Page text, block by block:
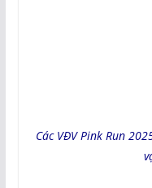
Các VĐV Pink Run